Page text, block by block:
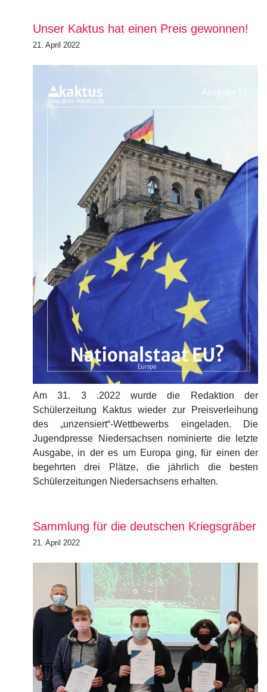
Unser Kaktus hat einen Preis gewonnen!
21. April 2022
Am 31. 3 .2022 wurde die Redaktion der
Schülerzeitung Kaktus wieder zur Preisverleihung
des „unzensiert“-Wettbewerbs eingeladen. Die
Jugendpresse Niedersachsen nominierte die letzte
Ausgabe, in der es um Europa ging, für einen der
begehrten drei Plätze, die jährlich die besten
Schülerzeitungen Niedersachsens erhalten.
Sammlung für die deutschen Kriegsgräber
21. April 2022